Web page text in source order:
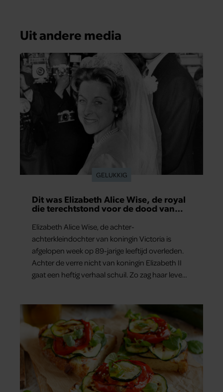
Uit andere media
GELUKKIG
Dit was Elizabeth Alice Wise, de royal
die terechtstond voor de dood van
Elizabeth Alice Wise, de achter-
achterkleindochter van koningin Victoria is
afgelopen week op 89-jarige leeftijd overleden.
Achter de verre nicht van koningin Elizabeth II
gaat een heftig verhaal schuil. Zo zag haar leven